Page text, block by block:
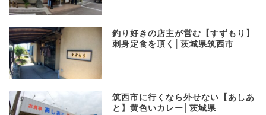
釣り好きの店主が営む【すずもり】
刺身定食を頂く│茨城県筑西市
​筑西市に行くなら外せない【あしあ
と】黄色いカレー│茨城県